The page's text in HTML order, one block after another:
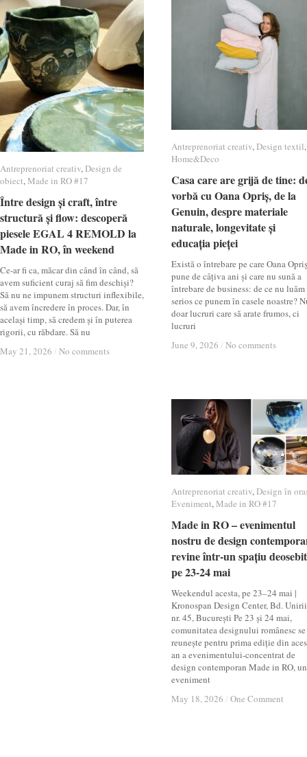
Antreprenoriat creativ,Design textil,
Home&Deco
Casa care are grijă de tine:
vorbă cu Oana Opriș, de la
Genuin, despre materiale
naturale, longevitate și
educația pieței
Există o întrebare pe care Oana
pune de câțiva ani și care nu sună a
întrebare de business: de ce nu
serios ce punem în casele noastre?
doar lucruri care să arate frumos, ci
lucruri
June 9, 2026 / No comments
Antreprenoriat creativ Design textil
Home&Deco
Casa care are grijă de tine:
vorbă cu Oana Opriș, de la
Genuin, despre materiale
naturale, longevitate și
educația pieței
June 9, 2026 / No comments
Antreprenoriat creativ,Design de
obiect,Made in RO #17
Între design și craft, între
structură și flow: descoperă
piesele EGAL 4 REMOLD la
Made in RO, în weekend
Ce-ar fi ca, măcar din când în când, să
avem suficient curaj să fim deschiși?
Să nu ne impunem structuri inflexibile,
să avem încredere în proces. Dar, în
același timp, să credem și în puterea
rigorii, cu răbdare. Să nu
May 21, 2026 / No comments
Antreprenoriat creativ Design de
obiect Made in RO #17
Între design și craft, între
structură și flow: descoperă
piesele EGAL 4 REMOLD la
Made in RO, în weekend
May 21, 2026 / No comments
Antreprenoriat creativ,Design în
Eveniment,Made in RO #17
Made in RO – evenimentul
nostru de design
revine într-un spațiu
pe 23-24 mai
Weekendul acesta, pe 23–24 mai |
Kronospan Design Center, Bd. Unirii
nr. 45, București Pe 23 și 24 mai,
comunitatea designului românesc se
reunește pentru prima ediție din
an a evenimentului-concentrat de
design contemporan Made in RO, un
eveniment
May 18, 2026 / One Comment
Antreprenoriat creativ Design în
Eveniment Made in RO #17
Made in RO – evenimentul
nostru de design
revine într-un spațiu
pe 23-24 mai
May 18, 2026 / One Comment